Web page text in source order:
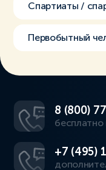
Спартиаты /
Первобытный
8 (800)
бесплатно
+7 (495)